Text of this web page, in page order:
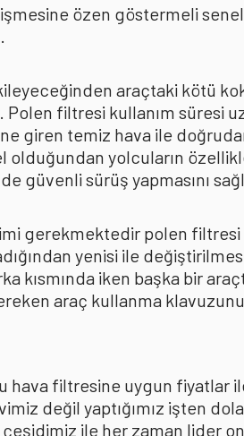
özen göstermeli
araçtaki kötü
Polen filtresi kullanım süresi
giren temiz hava ile
olduğundan yolcuların
güvenli sürüş yapmasını
gerekmektedir polen
yenisi ile
kısmında iken başka bir
araç kullanma
filtresine uygun fiyatlar
değil yaptığımız işten
ile her zaman lider